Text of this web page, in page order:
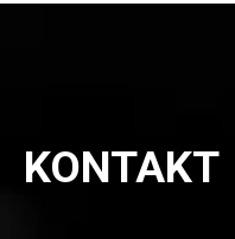
KONTAKT